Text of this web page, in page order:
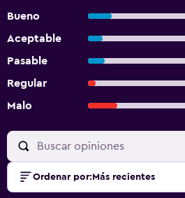
Bueno
Aceptable
Pasable
Regular
Malo
Ordenar por: Más recientes